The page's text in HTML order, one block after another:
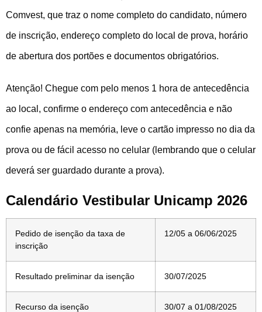
Comvest, que traz o nome completo do candidato, número
de inscrição, endereço completo do local de prova, horário
de abertura dos portões e documentos obrigatórios.
Atenção! Chegue com pelo menos 1 hora de antecedência
ao local, confirme o endereço com antecedência e não
confie apenas na memória, leve o cartão impresso no dia da
prova ou de fácil acesso no celular (lembrando que o celular
deverá ser guardado durante a prova).
Calendário Vestibular Unicamp 2026
Pedido de isenção da taxa de
inscrição
12/05 a 06/06/2025
Resultado preliminar da isenção 30/07/2025
Recurso da isenção 30/07 a 01/08/2025